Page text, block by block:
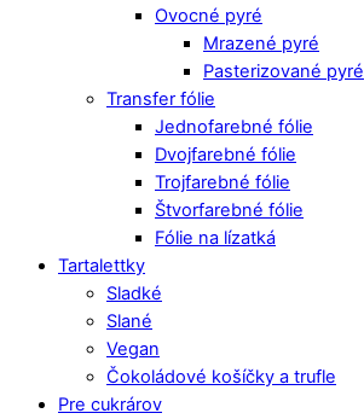
Ovocné pyré
Mrazené pyré
Pasterizované pyré
Transfer fólie
Jednofarebné fólie
Dvojfarebné fólie
Trojfarebné fólie
Štvorfarebné fólie
Fólie na lízatká
Tartalettky
Sladké
Slané
Vegan
Čokoládové košíčky a trufle
Pre cukrárov